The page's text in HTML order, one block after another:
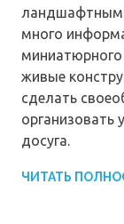
много
миниатюрного
живые
сделать
организовать
досуга.
ЧИТАТЬ